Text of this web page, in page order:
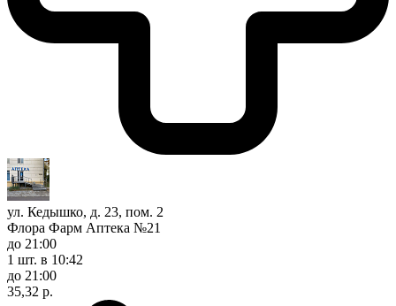
ул. Кедышко, д. 23, пом. 2
Флора Фарм Аптека №21
до 21:00
1 шт. в 10:42
до 21:00
35,32 р.